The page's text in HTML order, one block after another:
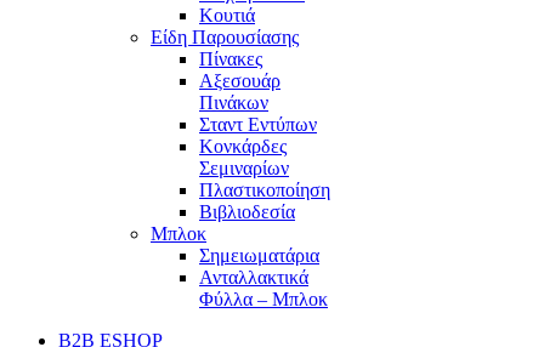
Κουτιά
Είδη Παρουσίασης
Πίνακες
Αξεσουάρ
Πινάκων
Σταντ Εντύπων
Κονκάρδες
Σεμιναρίων
Πλαστικοποίηση
Βιβλιοδεσία
Μπλοκ
Σημειωματάρια
Ανταλλακτικά
Φύλλα – Μπλοκ
B2B ESHOP